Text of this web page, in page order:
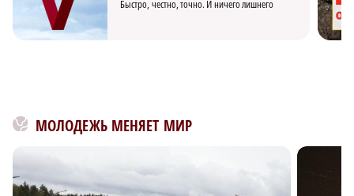
Быстро, честно, точно. И ничего лишнего
МОЛОДЕЖЬ МЕНЯЕТ МИР